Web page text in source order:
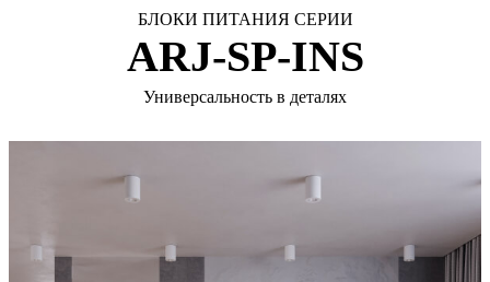
БЛОКИ ПИТАНИЯ СЕРИИ
ARJ-SP-INS
Универсальность в деталях